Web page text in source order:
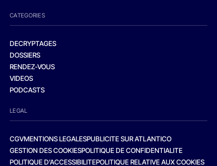
CATEGORIES
DECRYPTAGES
DOSSIERS
RENDEZ-VOUS
VIDEOS
PODCASTS
LEGAL
CGVMENTIONS LEGALESPUBLICITE SUR ATLANTICO
GESTION DES COOKIESPOLITIQUE DE CONFIDENTIALITE
POLITIQUE D’ACCESSIBILITEPOLITIQUE RELATIVE AUX COOKIES